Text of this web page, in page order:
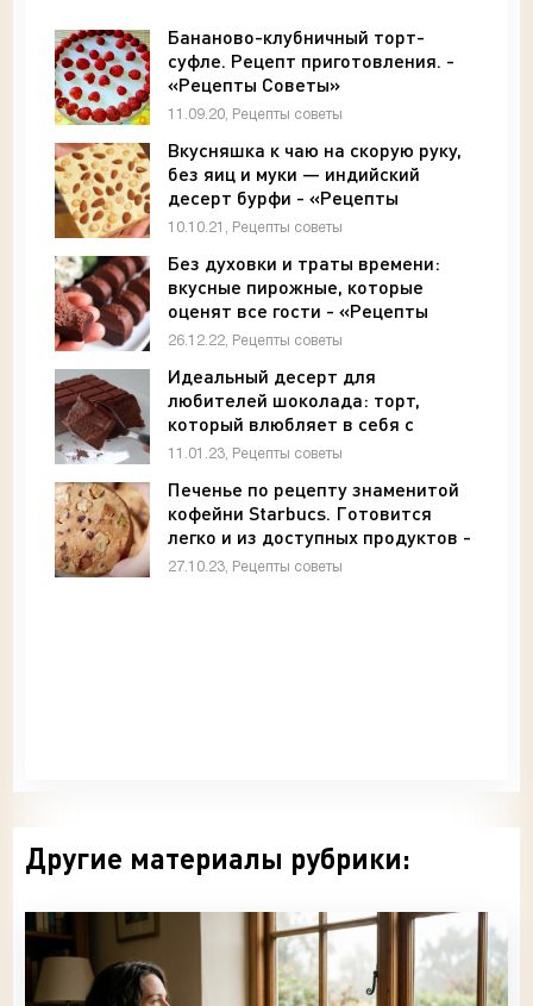
Бананово-клубничный торт-
суфле. Рецепт приготовления. -
«Рецепты Советы»
11.09.20, Рецепты советы
Вкусняшка к чаю на скорую руку,
без яиц и муки — индийский
десерт бурфи - «Рецепты
советы»
10.10.21, Рецепты советы
Без духовки и траты времени:
вкусные пирожные, которые
оценят все гости - «Рецепты
советы»
26.12.22, Рецепты советы
Идеальный десерт для
любителей шоколада: торт,
который влюбляет в себя с
первой ложки - «Рецепты
11.01.23, Рецепты советы
Печенье по рецепту знаменитой
кофейни Starbucs. Готовится
легко и из доступных продуктов -
«Рецепты советы»
27.10.23, Рецепты советы
Другие материалы рубрики: